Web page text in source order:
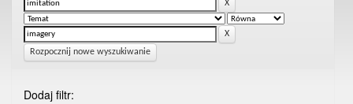
Rozpocznij nowe wyszukiwanie
Dodaj filtr: